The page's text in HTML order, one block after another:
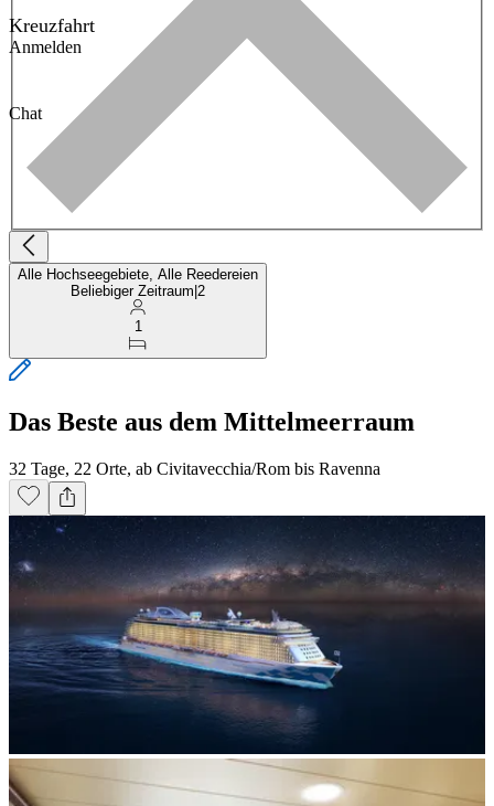
Kreuzfahrt
Anmelden
Chat
Alle Hochseegebiete, Alle Reedereien
Beliebiger Zeitraum 2
1
Das Beste aus dem Mittelmeerraum
32 Tage, 22 Orte, ab Civitavecchia/Rom bis Ravenna